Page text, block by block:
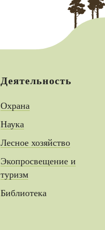
Деятельность
Охрана
Наука
Лесное хозяйство
Экопросвещение и
туризм
Библиотека